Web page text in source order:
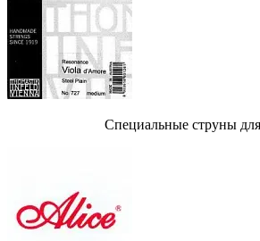
Специальные струны для